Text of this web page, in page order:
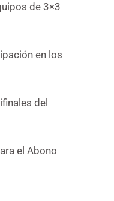
de 3×3
en los
del
el Abono